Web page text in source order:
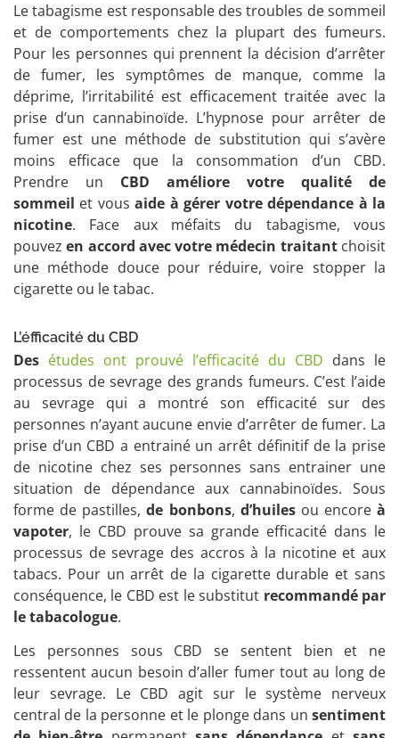
Le tabagisme est responsable des troubles de sommeil
et de comportements chez la plupart des fumeurs.
Pour les personnes qui prennent la décision d’arrêter
de fumer, les symptômes de manque, comme la
déprime, l’irritabilité est efficacement traitée avec la
prise d’un cannabinoïde. L’hypnose pour arrêter de
fumer est une méthode de substitution qui s’avère
moins efficace que la consommation d’un CBD.
Prendre un CBD améliore votre qualité de
sommeil et vousaide à gérer votre dépendance à la
nicotine. Face aux méfaits du tabagisme, vous
pouvezen accord avec votre médecin traitantchoisit
une méthode douce pour réduire, voire stopper la
cigarette ou le tabac.
L’éfficacité du CBD
Des études ont prouvé l’efficacité du CBD dans le
processus de sevrage des grands fumeurs. C’est l’aide
au sevrage qui a montré son efficacité sur des
personnes n’ayant aucune envie d’arrêter de fumer. La
prise d’un CBD a entrainé un arrêt définitif de la prise
de nicotine chez ses personnes sans entrainer une
situation de dépendance aux cannabinoïdes. Sous
forme de pastilles,de bonbons, d’huilesou encore à
vapoter, le CBD prouve sa grande efficacité dans le
processus de sevrage des accros à la nicotine et aux
tabacs. Pour un arrêt de la cigarette durable et sans
conséquence, le CBD est le substitut recommandé par
le tabacologue.
Les personnes sous CBD se sentent bien et ne
ressentent aucun besoin d’aller fumer tout au long de
leur sevrage. Le CBD agit sur le système nerveux
central de la personne et le plonge dans un sentiment